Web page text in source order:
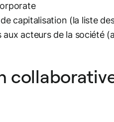
capitalisation (la liste
acteurs de la société